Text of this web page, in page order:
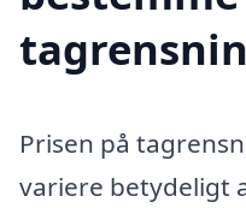
Prisen på
variere betydeligt